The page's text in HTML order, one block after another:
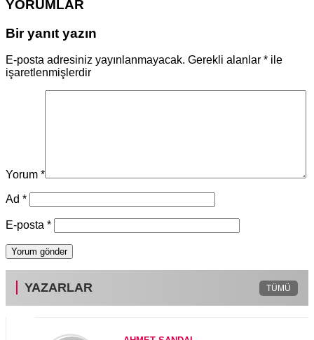
YORUMLAR
Bir yanıt yazın
E-posta adresiniz yayınlanmayacak. Gerekli alanlar * ile
işaretlenmişlerdir
Yorum *
Ad *
E-posta *
YAZARLAR TÜMÜ